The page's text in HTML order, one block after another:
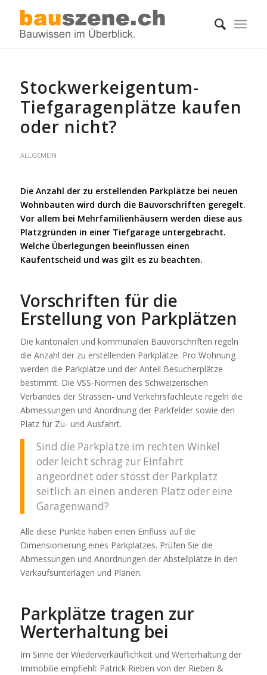
Stockwerkeigentum-
Tiefgaragenplätze kaufen
oder nicht?
ALLGEMEIN
Die Anzahl der zu erstellenden Parkplätze bei neuen
Wohnbauten wird durch die Bauvorschriften geregelt.
Vor allem bei Mehrfamilienhäusern werden diese aus
Platzgründen in einer Tiefgarage untergebracht.
Welche Überlegungen beeinflussen einen
Kaufentscheid und was gilt es zu beachten.
Vorschriften für die
Erstellung von Parkplätzen
Die kantonalen und kommunalen Bauvorschriften regeln
die Anzahl der zu erstellenden Parkplätze. Pro Wohnung
werden die Parkplätze und der Anteil Besucherplätze
bestimmt. Die VSS-Normen des Schweizerischen
Verbandes der Strassen- und Verkehrsfachleute regeln die
Abmessungen und Anordnung der Parkfelder sowie den
Platz für Zu- und Ausfahrt.
Sind die Parkplätze im rechten Winkel
oder leicht schräg zur Einfahrt
angeordnet oder stösst der Parkplatz
seitlich an einen anderen Platz oder eine
Garagenwand?
Alle diese Punkte haben einen Einfluss auf die
Dimensionierung eines Parkplatzes. Prüfen Sie die
Abmessungen und Anordnungen der Abstellplätze in den
Verkaufsunterlagen und Plänen.
Parkplätze tragen zur
Werterhaltung bei
Im Sinne der Wiederverkäuflichkeit und Werterhaltung der
Immobilie empfiehlt Patrick Rieben von der Rieben &